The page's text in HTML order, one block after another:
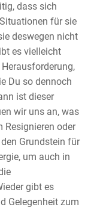
dass sich
für sie
deswegen nicht
es vielleicht
Du so dennoch
ist dieser
wir uns an, was
Resignieren oder
Grundstein für
um auch in
gibt es
Gelegenheit zum